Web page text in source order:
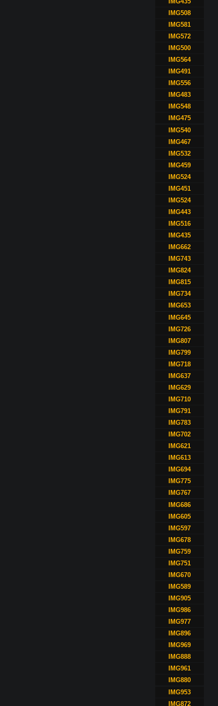
IMG508
IMG581
IMG572
IMG500
IMG564
IMG491
IMG556
IMG483
IMG548
IMG475
IMG540
IMG467
IMG532
IMG459
IMG524
IMG451
IMG524
IMG443
IMG516
IMG435
IMG662
IMG743
IMG824
IMG815
IMG734
IMG653
IMG645
IMG726
IMG807
IMG799
IMG718
IMG637
IMG629
IMG710
IMG791
IMG783
IMG702
IMG621
IMG613
IMG694
IMG775
IMG767
IMG686
IMG605
IMG597
IMG678
IMG759
IMG751
IMG670
IMG589
IMG905
IMG986
IMG977
IMG896
IMG969
IMG888
IMG961
IMG880
IMG953
IMG872